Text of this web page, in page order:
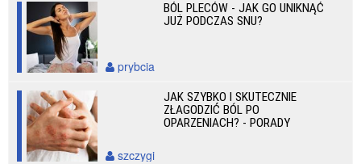
BÓL PLECÓW - JAK GO UNIKNĄĆ
JUŻ PODCZAS SNU?
prybcia
JAK SZYBKO I SKUTECZNIE
ZŁAGODZIĆ BÓL PO
OPARZENIACH? - PORADY
szczygi